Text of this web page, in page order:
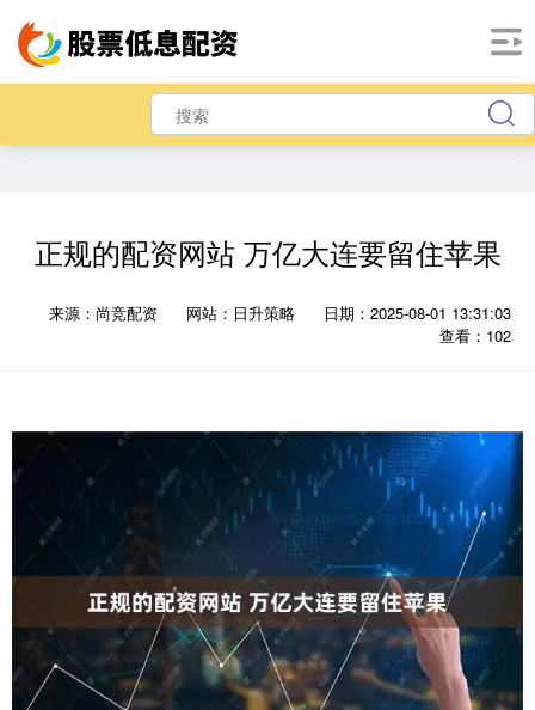
正规的配资网站 万亿大连要留住苹果
来源：尚竞配资 网站：日升策略
日期：2025-08-01 13:31:03
查看：102